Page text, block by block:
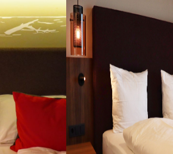
STRAND
Nordsee
Ording
Therme
Hotel zumOxn,
GENIESSEN LIFESTYLE
WELLNESS
Brunch
Naturbadeteich,
Veranstaltungen ,